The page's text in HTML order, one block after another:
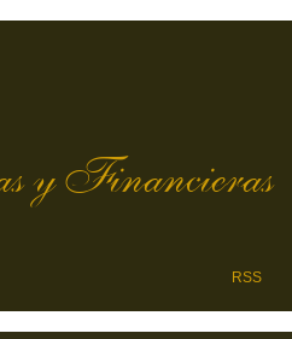
y Financieras
RSS